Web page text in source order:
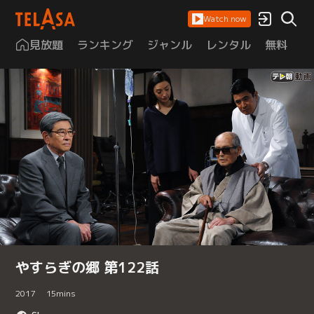
Watch now
見放題 ランキング ジャンル レンタル 無料
やすらぎの郷 第122話
2017 15mins